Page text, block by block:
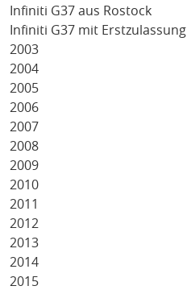
Infiniti G37 aus Rostock
Infiniti G37 mit Erstzulassung
2003
2004
2005
2006
2007
2008
2009
2010
2011
2012
2013
2014
2015